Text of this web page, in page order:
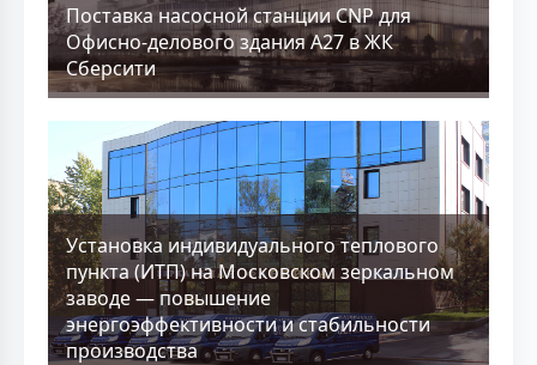
Поставка насосной станции CNP для
Офисно-делового здания А27 в ЖК
Сберсити
Установка индивидуального теплового
пункта (ИТП) на Московском зеркальном
заводе — повышение
энергоэффективности и стабильности
производства